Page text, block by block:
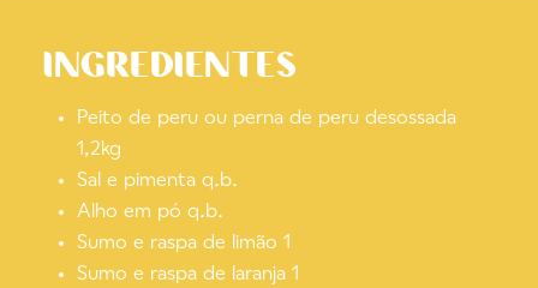
INGREDIENTES
Peito de peru ou perna de peru desossada
1,2kg
Sal e pimenta q.b.
Alho em pó q.b.
Sumo e raspa de limão 1
Sumo e raspa de laranja 1